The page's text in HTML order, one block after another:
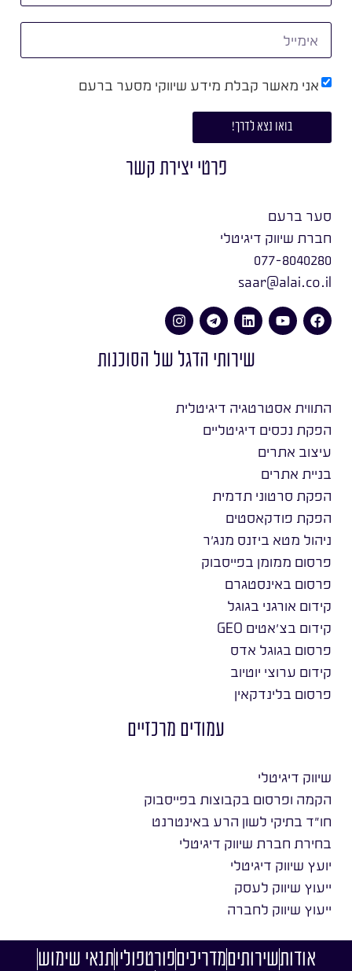
אני מאשר קבלת מידע שיווקי מסער ברעם
בואו נצא לדרך!
פרטי יצירת קשר
סער ברעם
חברת שיווק דיגיטלי
077-8040280
saar@alai.co.il
שירותי הדגל של הסוכנות
התווית אסטרטגיה דיגיטלית
הפקת נכסים דיגיטליים
עיצוב אתרים
בניית אתרים
הפקת סרטוני תדמית
הפקת פודקאסטים
ניהול מטא ביזנס מנג׳ר
פרסום ממומן בפייסבוק
פרסום באינסטגרם
קידום אורגני בגוגל
קידום בצ׳אטים GEO
פרסום בגוגל אדס
קידום ערוצי יוטיוב
פרסום בלינדקאין
עמודים מרכזיים
שיווק דיגיטלי
הקמה ופרסום בקבוצות בפייסבוק
חו״ד בתיקי לשון הרע באינטרנט
בחירת חברת שיווק דיגיטלי
יועץ שיווק דיגיטלי
ייעוץ שיווק לעסק
ייעוץ שיווק לחברה
אודותשירותיםמדריכיםפורטפוליותנאי שימוש